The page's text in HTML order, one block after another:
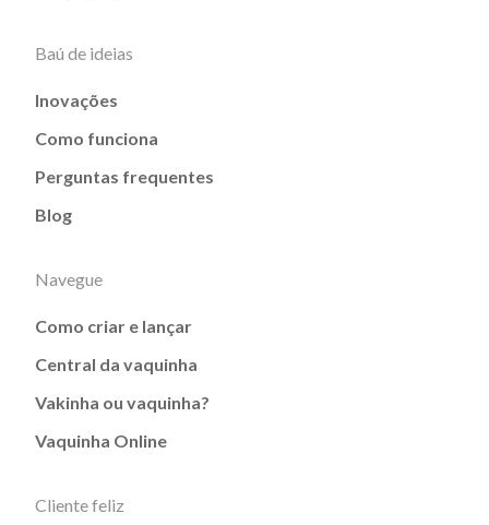
Baú de ideias
Inovações
Como funciona
Perguntas frequentes
Blog
Navegue
Como criar e lançar
Central da vaquinha
Vakinha ou vaquinha?
Vaquinha Online
Cliente feliz